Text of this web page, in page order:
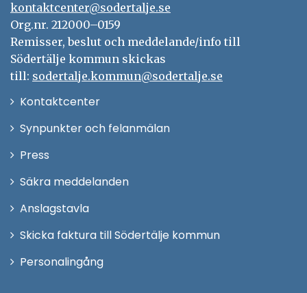
kontaktcenter@sodertalje.se
Org.nr. 212000–0159
Remisser, beslut och meddelande/info till
Södertälje kommun skickas
till: sodertalje.kommun@sodertalje.se
KontaktcenterÖppna
Synpunkter och felanmälan
Press
fönster
Säkra meddelanden
Anslagstavla
Skicka faktura till Södertälje kommun
PersonalingångÖppna